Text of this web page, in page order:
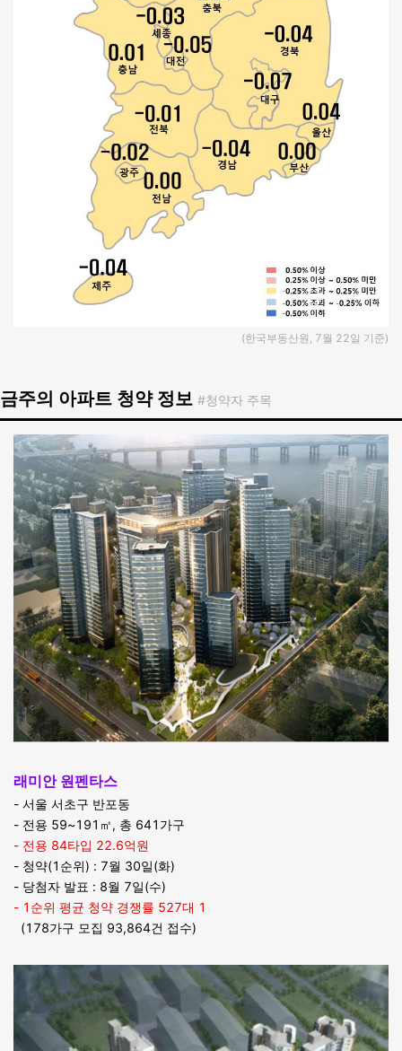
(한국부동산원, 7월 22일 기준)
금주의 아파트 청약 정보 #청약자 주목
래미안 원펜타스
- 서울 서초구 반포동
- 전용 59~191㎡, 총 641가구
- 전용 84타입 22.6억원
- 청약(1순위) : 7월 30일(화)
- 당첨자 발표 : 8월 7일(수)
- 1순위 평균 청약 경쟁률 527대 1
(178가구 모집 93,864건 접수)